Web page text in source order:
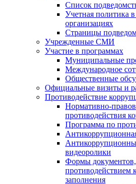
Список
Учетная политика
организациях
Страницы
Учрежденные СМИ
Участие в программах
Муниципальные
Международное
Общественные
Официальные визиты и
Противодействие
Нормативно-
противодействия
Программа по
видеоролики
Формы документов,
противодействием
заполнения